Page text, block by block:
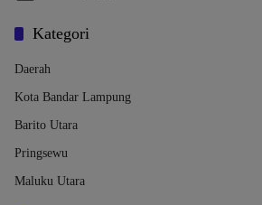
Kategori
Daerah
Kota Bandar Lampung
Barito Utara
Pringsewu
Maluku Utara